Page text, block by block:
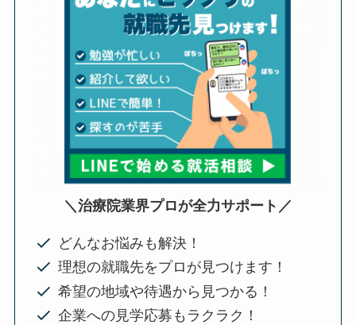
＼治療院業界プロが全力サポート／
どんなお悩みも解決！
理想の就職先をプロが見つけます！
希望の地域や待遇から見つかる！
企業への見学応募もラクラク！